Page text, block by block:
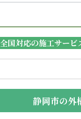
全国対応の施工サービ
静岡市の外